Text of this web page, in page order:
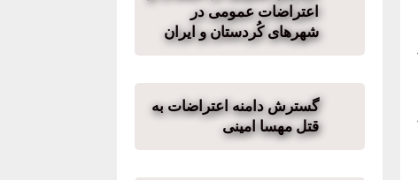
اعتراضات عمومی در
شهرهای کُردستان و ایران
گسترش دامنه اعتراضات به
قتل مهسا امینی